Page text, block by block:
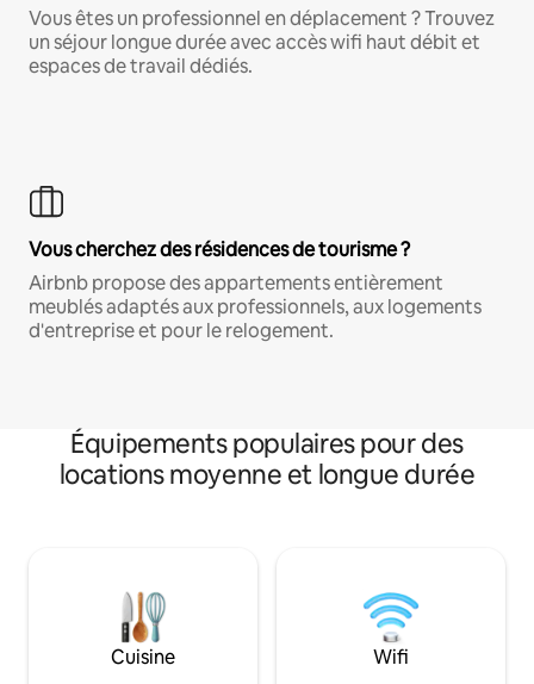
Vous êtes un professionnel en déplacement ? Trouvez
un séjour longue durée avec accès wifi haut débit et
espaces de travail dédiés.
Vous cherchez des résidences de tourisme ?
Airbnb propose des appartements entièrement
meublés adaptés aux professionnels, aux logements
d'entreprise et pour le relogement.
Équipements populaires pour des
locations moyenne et longue durée
Cuisine Wifi